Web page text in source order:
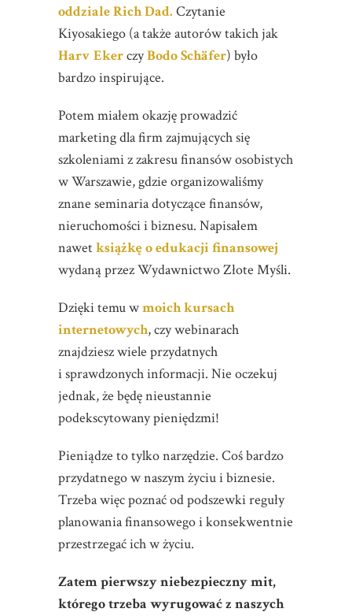
oddziale Rich Dad. Czytanie
Kiyosakiego (a także autorów takich jak
Harv EkerczyBodo Schäfer) było
bardzo inspirujące.
Potem miałem okazję prowadzić
marketing dla firm zajmujących się
szkoleniami z zakresu finansów osobistych
w Warszawie, gdzie organizowaliśmy
znane seminaria dotyczące finansów,
nieruchomości i biznesu. Napisałem
nawetksiążkę o edukacji finansowej
wydaną przez Wydawnictwo Złote Myśli.
Dzięki temu wmoich kursach
internetowych, czy webinarach
znajdziesz wiele przydatnych
i sprawdzonych informacji. Nie oczekuj
jednak, że będę nieustannie
podekscytowany pieniędzmi!
Pieniądze to tylko narzędzie. Coś bardzo
przydatnego w naszym życiu i biznesie.
Trzeba więc poznać od podszewki reguły
planowania finansowego i konsekwentnie
przestrzegać ich w życiu.
Zatem pierwszy niebezpieczny mit,
którego trzeba wyrugować z naszych